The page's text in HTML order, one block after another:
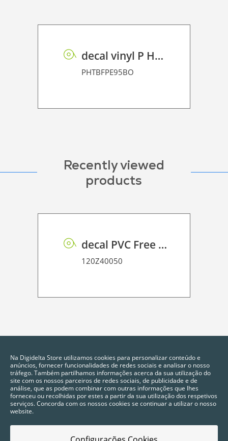
decal vinyl P HT BF PE 95 BO
PHTBFPE95BO
Recently viewed
products
decal PVC Free RSS dot matrix PE 70 UVP
120Z40050
Na Digidelta Store utilizamos cookies para personalizar conteúdo e
anúncios, fornecer funcionalidades de redes sociais e analisar o nosso
tráfego. Também partilhamos informações acerca da sua utilização do
site com os nossos parceiros de redes sociais, de publicidade e de
análise, que as podem combinar com outras informações que lhes
forneceu ou recolhidas por estes a partir da sua utilização dos respetivos
serviços. Concorda com os nossos cookies se continuar a utilizar o nosso
website.